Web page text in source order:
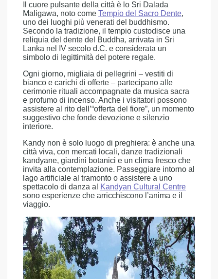
Il cuore pulsante della città è lo Sri Dalada
Maligawa, noto come Tempio del Sacro Dente,
uno dei luoghi più venerati del buddhismo.
Secondo la tradizione, il tempio custodisce una
reliquia del dente del Buddha, arrivata in Sri
Lanka nel IV secolo d.C. e considerata un
simbolo di legittimità del potere regale.
Ogni giorno, migliaia di pellegrini – vestiti di
bianco e carichi di offerte – partecipano alle
cerimonie rituali accompagnate da musica sacra
e profumo di incenso. Anche i visitatori possono
assistere al rito dell’“offerta del fiore”, un momento
suggestivo che fonde devozione e silenzio
interiore.
Kandy non è solo luogo di preghiera: è anche una
città viva, con mercati locali, danze tradizionali
kandyane, giardini botanici e un clima fresco che
invita alla contemplazione. Passeggiare intorno al
lago artificiale al tramonto o assistere a uno
spettacolo di danza al
Kandyan Cultural Centre
sono esperienze che arricchiscono l’anima e il
viaggio.